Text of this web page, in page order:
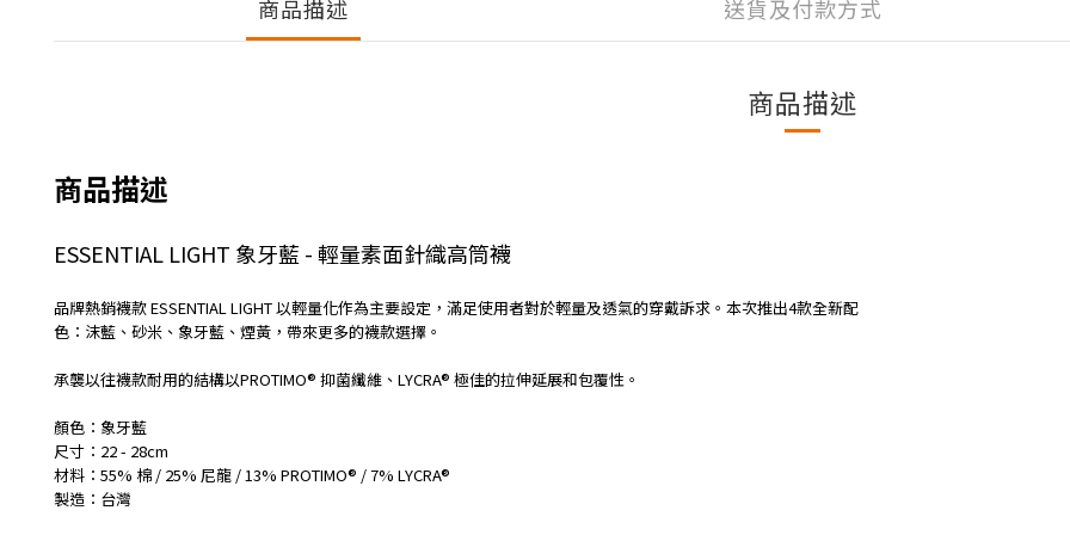
商品描述 送貨及付款方式
商品描述
商品描述
ESSENTIAL LIGHT 象牙藍 - 輕量素面針織高筒襪
品牌熱銷襪款 ESSENTIAL LIGHT 以輕量化作為主要設定，滿足使用者對於輕量及透氣的穿戴訴求。本次推出4款全新配
色： 沫藍、砂米、象牙藍、煙黃，帶來更多的襪款選擇。
承襲以往襪款耐用的結構以PROTIMO® 抑菌纖維、LYCRA® 極佳的拉伸延展和包覆性。
顏色：象牙藍
尺寸：22 - 28cm
材料：55% 棉 / 25% 尼龍 / 13% PROTIMO® / 7% LYCRA®
製造：台灣